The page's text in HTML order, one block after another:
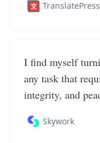
TranslatePress
I find myself
any task that
integrity, and
Skywork